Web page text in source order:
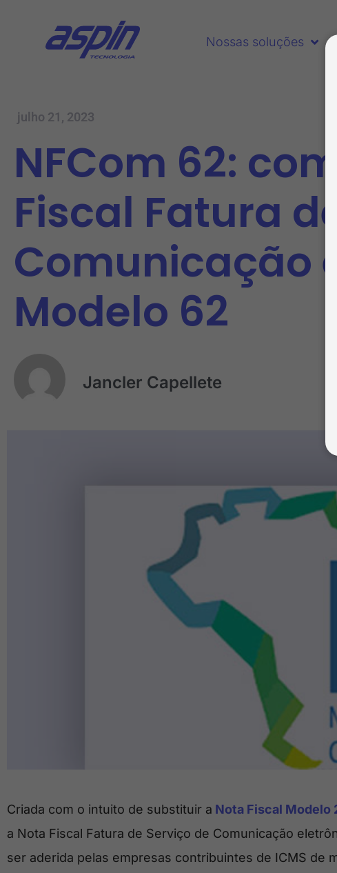
Nossas soluções
julho 21, 2023
NFCom 62:
Fiscal Fatura
Comunicação
Modelo 62
Jancler Capellete
Criada com o intuito de substituir a Nota Fiscal Modelo
a Nota Fiscal Fatura de Serviço de Comunicação
ser aderida pelas empresas contribuintes de ICMS de